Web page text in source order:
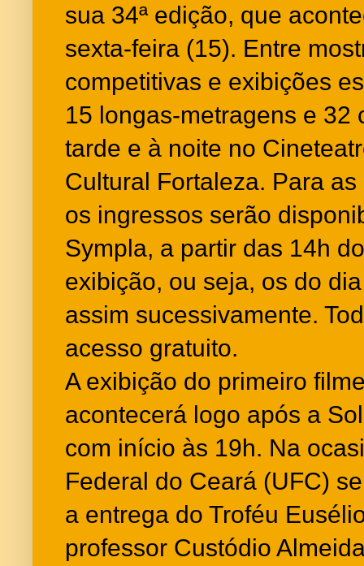
sua 34ª edição, que
sexta-feira (15). Entre
competitivas e exibições
15 longas-metragens e 32
tarde e à noite no
Cultural Fortaleza. Para
os ingressos serão
Sympla, a partir das 14h
exibição, ou seja, os do
assim sucessivamente.
acesso gratuito.
A exibição do primeiro
acontecerá logo após a
com início às 19h. Na
Federal do Ceará (UFC)
a entrega do Troféu
professor Custódio